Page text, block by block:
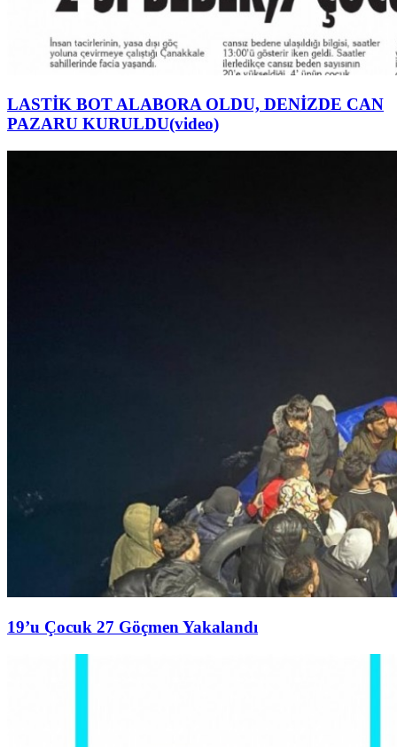
LASTİK BOT ALABORA OLDU, DENİZDE CAN
PAZARU KURULDU(video)
19’u Çocuk 27 Göçmen Yakalandı